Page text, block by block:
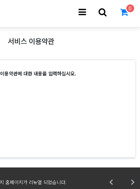
0
서비스 이용약관
용약관에 대한 내용을 입력하십시오.
홈페이지가 리뉴얼 되었습니다.